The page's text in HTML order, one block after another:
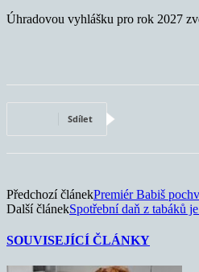
Úhradovou vyhlášku pro rok 2027
Sdílet
Předchozí článekPremiér Babiš
Další článekSpotřební daň z tabáků
SOUVISEJÍCÍ ČLÁNKY